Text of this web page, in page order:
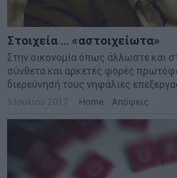
Στοιχεία … «αστοιχείωτα»
Στην οικονομία όπως άλλωστε και
σύνθετα και αρκετές φορές
διερεύνησή τους νηφάλιες
5 Ιουλίου 2017 Home Απόψεις